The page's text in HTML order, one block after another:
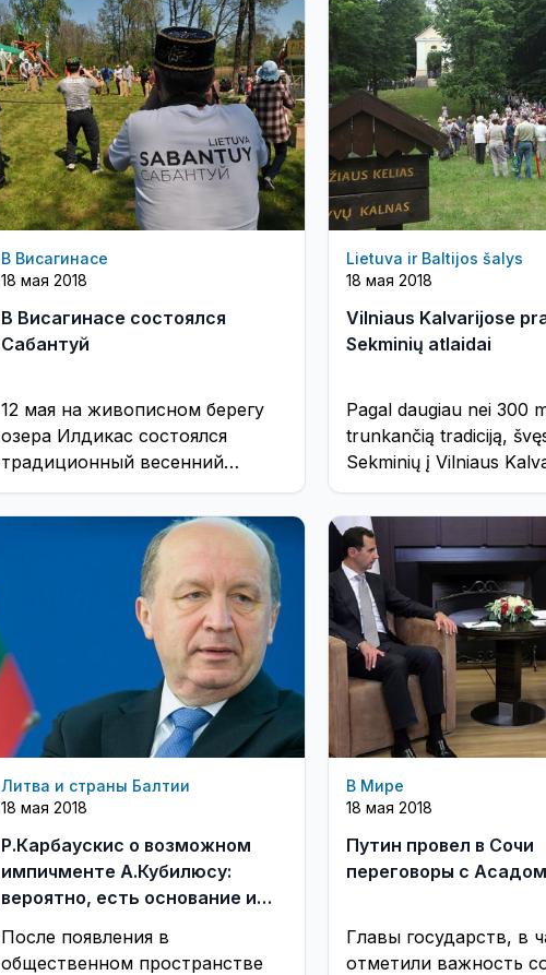
обеспечении международного
мира ...
tėvystės atostogos.
В Висагинасе
18 мая 2018
В Висагинасе состоялся
Сабантуй
12 мая на живописном берегу
озера Илдикас состоялся
традиционный весенний
праздник Сабантуй
Lietuva ir Baltijos šalys
18 мая 2018
Vilniaus Kalvarijose
Sekminių atlaidai
Pagal daugiau nei 300
trunkančią tradiciją,
Sekminių į Vilniaus
šeimos, kunigai,
išskirtinė programa
Литва и страны Балтии
18 мая 2018
Р.Карбаускис о возможном
импичменте А.Кубилюсу:
вероятно, есть основание и
После появления в
общественном пространстве
В Мире
18 мая 2018
Путин провел в Сочи
переговоры с Асадом
Главы государств, в
отметили важность